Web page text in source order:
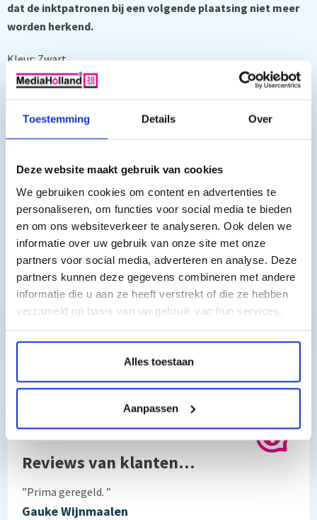
Toestemming Details Over
Deze website maakt gebruik van cookies
We gebruiken cookies om content en advertenties te
personaliseren, om functies voor social media te bieden
en om ons websiteverkeer te analyseren. Ook delen we
informatie over uw gebruik van onze site met onze
partners voor social media, adverteren en analyse. Deze
partners kunnen deze gegevens combineren met andere
informatie die u aan ze heeft verstrekt of die ze hebben
verzameld op basis van uw gebruik van hun services.
Alles toestaan
Aanpassen
dat de inktpatronen bij een volgende plaatsing niet meer
worden herkend.
Kleur: Zwart
Inhoud: 30 ml (1500 pagina's)
Geschikt voor:
6868,HP OfficeJet Pro6960,HP OfficeJet Pr
OfficeJet Pro6974,HP OfficeJet Pr o6975
Toch nog een vraag?
Downloads
Hoe schakel ik de firmware update uit van mijn HP printer
Reviews van klanten…
”Prima geregeld. ”
Gauke Wijnmaalen